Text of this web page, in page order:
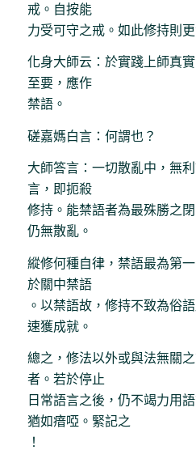
戒。自按能
力受可守之戒。如此修持則更
化身大師云：於實踐上師真
至要，應作
禁語。
磋嘉媽白言：何謂也？
大師答言：一切散亂中，無
言，即扼殺
修持。能禁語者為最殊勝之
仍無散亂。
縱修何種自律，禁語最為第
於關中禁語
。以禁語故，修持不致為俗
速獲成就。
總之，修法以外或與法無關
者。若於停止
日常語言之後，仍不竭力用
猶如瘖啞。緊記之
！